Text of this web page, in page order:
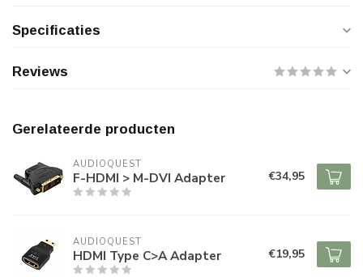
Specificaties
Reviews
Gerelateerde producten
AUDIOQUEST
F-HDMI > M-DVI Adapter €34,95
AUDIOQUEST
HDMI Type C>A Adapter €19,95